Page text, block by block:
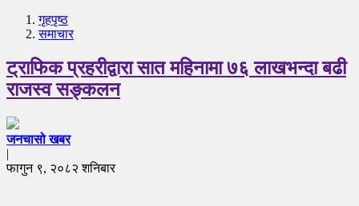
गृहपृष्‍ठ
समाचार
ट्राफिक प्रहरीद्वारा सात महिनामा ७६ लाखभन्दा बढी
राजस्व सङ्कलन
जनचासो खबर
|
फागुन ९, २०८२ शनिबार